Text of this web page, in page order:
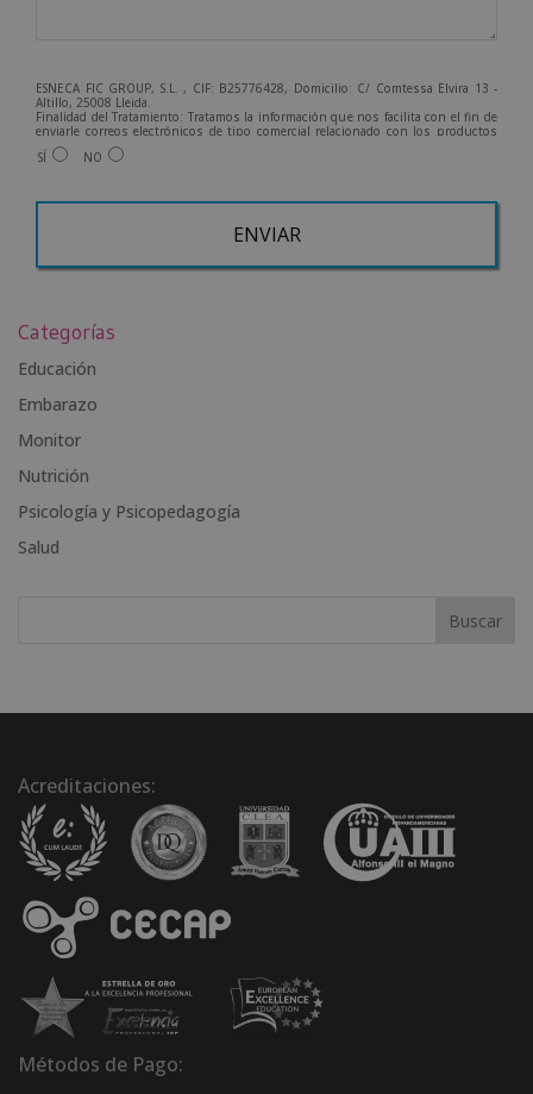
ESNECA FIC GROUP, S.L. , CIF: B25776428, Domicilio: C/ Comtessa Elvira 13 -
Altillo, 25008 Lleida.
Finalidad del Tratamiento: Tratamos la información que nos facilita con el fin de
enviarle correos electrónicos de tipo comercial relacionado con los productos
ofrecidos y otros tipo de productos que fueran de su interés.
Legitimación del tratamiento: Consentimiento del interesado.
Para más información consulte nuestra Política de Privacidad.
SÍ NO
t
e
n
a
t
i
e
Categorías
Educación
Embarazo
Monitor
Nutrición
Psicología y Psicopedagogía
Salud
Acreditaciones:
Métodos de Pago: